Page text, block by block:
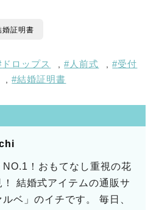
婚証明書
ドロップス , 人前式 , 受付
, 結婚証明書
NO.1！おもてなし重視の花
！ 結婚式アイテムの通販サ
ベ」のイチです。 毎日、